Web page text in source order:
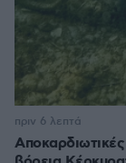
πριν 6 λεπτά